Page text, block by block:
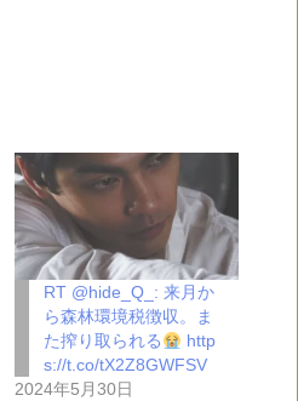
RT @hide_Q_: 来月か
ら森林環境税徴収。ま
た搾り取られる
http
s://t.co/tX2Z8GWFSV
2024年5月30日